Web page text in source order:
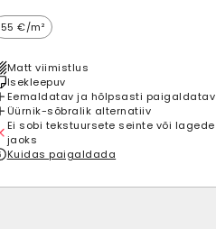
55 €/m²
Matt viimistlus
Isekleepuv
Eemaldatav ja hõlpsasti paigaldatav
Üürnik-sõbralik alternatiiv
Ei sobi tekstuursete seinte või lagede
jaoks
Kuidas paigaldada